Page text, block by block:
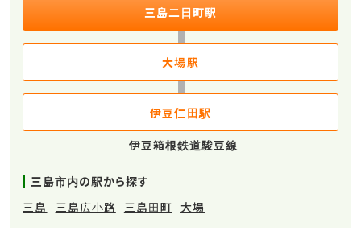
三島二日町駅
大場駅
伊豆仁田駅
伊豆箱根鉄道駿豆線
三島市内の駅から探す
三島
三島広小路 三島田町 大場